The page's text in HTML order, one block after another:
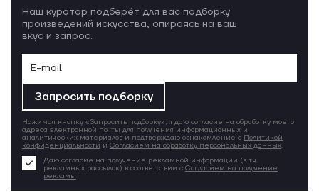
Наш куратор подберёт для вас подборку
произведений искусства, опираясь на ваш
вкус и запрос.
Запросить подборку
Нажимая кнопку «Запросить подборку», я даю согласие на обработку моего
адреса электронной почты для получения информационных и
аналитических материалов и подтверждаю ознакомление с Политикой
конфиденциальности и Согласием на обработку персональных данных.
Даю согласие на получение рекламной информации (в т.ч.
рекламных рассылок) в соответствии с Согласием на получение
рекламы